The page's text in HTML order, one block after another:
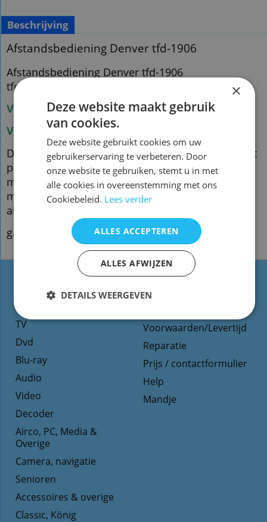
Beschrijving
Afstandsbediening Denver tfd-1906
Afstandsbediening Denver tfd-1906
tfd1906
Voorraad origineel : 1
Voorraad nieuw 100% functie vervangend : 1
De vervangende is een kopie van de originele met
precies dezelfde functies
maar een ander uiterlijk en is speciaal voor dit
model gemaakt en werkt ook
alleen op dit merk en model.
g.qwv01
Website informatie
Voorwaarden/Levertijd
Reparatie
Prijs / contactformulier
Help
Mandje
TV
Dvd
Blu-ray
Audio
Video
Decoder
Airco, PC, Media &
Overige
Camera, navigatie
Senioren
Accessoires & overige
Classic, König
×
Deze website maakt gebruik
van cookies.
Deze website gebruikt cookies om uw
gebruikerservaring te verbeteren. Door
onze website te gebruiken, stemt u in met
alle cookies in overeenstemming met ons
Cookiebeleid. Lees verder
ALLES ACCEPTEREN
ALLES AFWIJZEN
DETAILS WEERGEVEN